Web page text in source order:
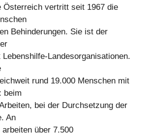
Österreich vertritt seit 1967 die
Behinderungen. Sie ist der
Landesorganisationen.
rund 19.000 Menschen mit
beim
bei der Durchsetzung der
An
über 7.500